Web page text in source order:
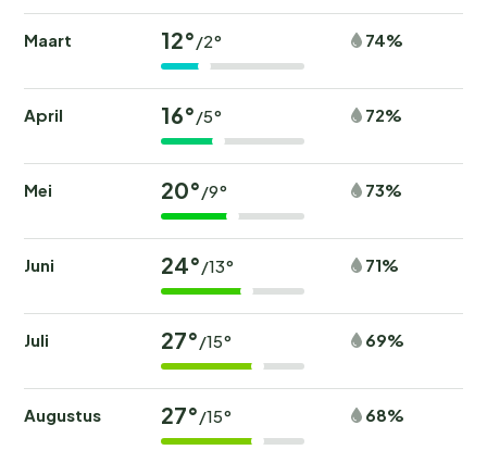
Maart 12°/2° 74%
April 16°/5° 72%
Mei 20°/9° 73%
Juni 24°/13° 71%
Juli 27°/15° 69%
Augustus 27°/15° 68%